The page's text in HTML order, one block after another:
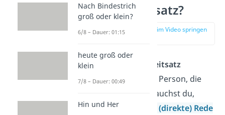
Redebegleitsatz?
zur Stelle im Video springen
Mit dem
Redebegleitsatz
verweist du auf die Person, die
etwas sagt. Das brauchst du,
wenn du
wörtliche (direkte) Rede
Nach Bindestrich
groß oder klein?
6/8 – Dauer: 01:15
heute groß oder
klein
7/8 – Dauer: 00:49
Hin und Her